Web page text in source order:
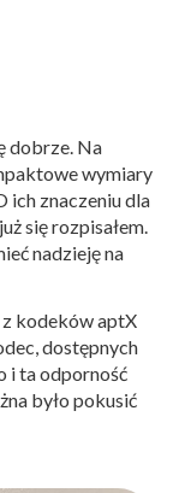
dobrze. Na
wymiary
ich znaczeniu dla
się rozpisałem.
nadzieję na
z kodeków aptX
dostępnych
i ta odporność
było pokusić